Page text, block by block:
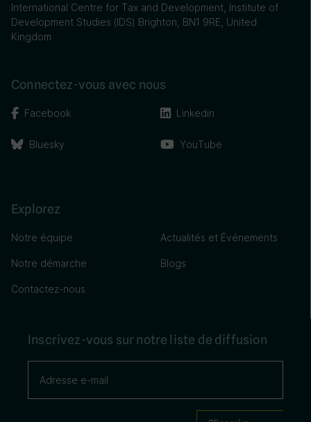
International Centre for Tax and Development, Institute of
Development Studies (IDS) Brighton, BN1 9RE, United
Kingdom
Connectez-vous avec nous
Facebook
Bluesky
Linkedin
YouTube
Explorez
Notre équipe
Notre démarche
Contactez-nous
Actualités et Événements
Blogs
Inscrivez-vous sur notre liste de diffusion